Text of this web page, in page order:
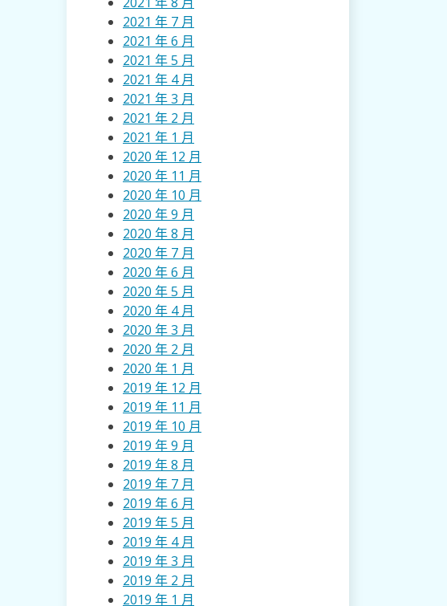
2021 年 7 月
2021 年 6 月
2021 年 5 月
2021 年 4 月
2021 年 3 月
2021 年 2 月
2021 年 1 月
2020 年 12 月
2020 年 11 月
2020 年 10 月
2020 年 9 月
2020 年 8 月
2020 年 7 月
2020 年 6 月
2020 年 5 月
2020 年 4 月
2020 年 3 月
2020 年 2 月
2020 年 1 月
2019 年 12 月
2019 年 11 月
2019 年 10 月
2019 年 9 月
2019 年 8 月
2019 年 7 月
2019 年 6 月
2019 年 5 月
2019 年 4 月
2019 年 3 月
2019 年 2 月
2019 年 1 月